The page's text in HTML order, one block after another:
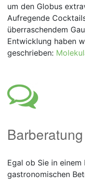
um den Globus
Aufregende
überraschendem
Entwicklung haben
geschrieben:
Barberatung
Egal ob Sie in
gastronomischen